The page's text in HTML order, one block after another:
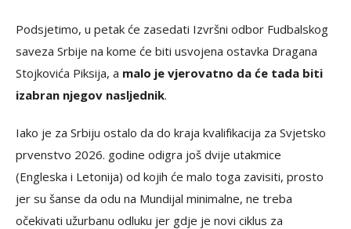
Podsjetimo, u petak će zasedati Izvršni odbor Fudbalskog
saveza Srbije na kome će biti usvojena ostavka Dragana
Stojkovića Piksija, a malo je vjerovatno da će tada biti
izabran njegov nasljednik.
Iako je za Srbiju ostalo da do kraja kvalifikacija za Svjetsko
prvenstvo 2026. godine odigra još dvije utakmice
(Engleska i Letonija) od kojih će malo toga zavisiti, prosto
jer su šanse da odu na Mundijal minimalne, ne treba
očekivati užurbanu odluku jer gdje je novi ciklus za